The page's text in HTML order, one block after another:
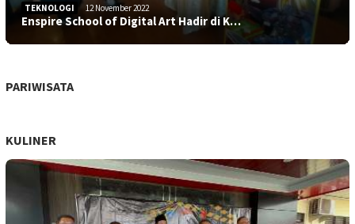
TEKNOLOGI 12 November 2022
Enspire School of Digital Art Hadir di K…
PARIWISATA
KULINER